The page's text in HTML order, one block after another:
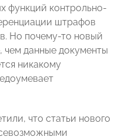
функций контрольно-
штрафов
Но почему-то новый
чем данные документы
никакому
что статьи нового